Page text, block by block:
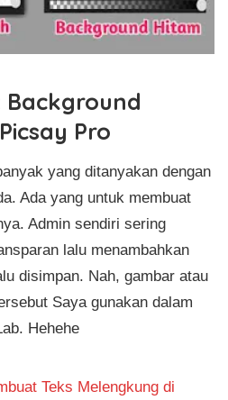
Background
Pro
yang ditanyakan dengan
Ada yang untuk membuat
Admin sendiri sering
lalu menambahkan
disimpan. Nah, gambar atau
Saya gunakan dalam
Hehehe
Teks Melengkung di